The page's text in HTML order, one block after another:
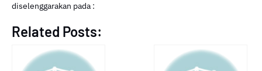
diselenggarakan pada :
Related Posts: